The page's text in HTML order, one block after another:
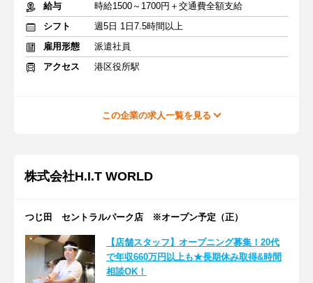
給与
時給1500～1700円＋交通費全額支給
シフト
週5日 1日7.5時間以上
雇用形態
派遣社員
アクセス
港区役所駅
この企業の求人一覧を見る
株式会社H.I.T WORLD
つじ田 セントラルパーク店 ※オープン予定（正）
【店舗スタッフ】オープニング募集！20代
で年収660万円以上も★長期休み取得&時間
相談OK！